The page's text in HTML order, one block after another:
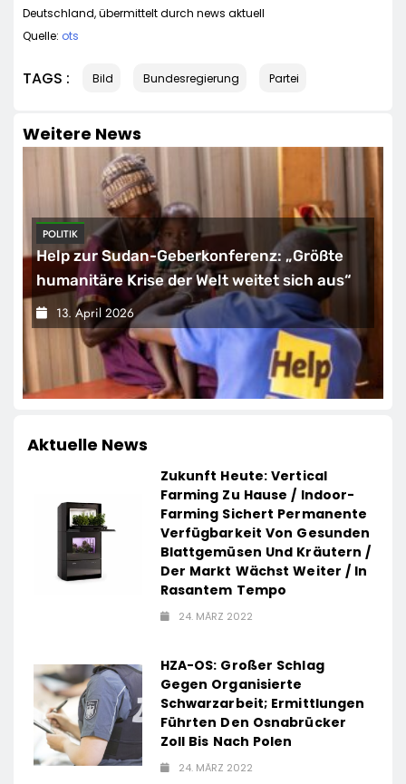
Deutschland, übermittelt durch news aktuell
Quelle: ots
TAGS : Bild Bundesregierung Partei
Weitere News
POLITIK
Help zur Sudan-Geberkonferenz: „Größte
humanitäre Krise der Welt weitet sich aus“
13. April 2026
Aktuelle News
Zukunft Heute: Vertical
Farming Zu Hause / Indoor-
Farming Sichert Permanente
Verfügbarkeit Von Gesunden
Blattgemüsen Und Kräutern /
Der Markt Wächst Weiter / In
Rasantem Tempo
24. MÄRZ 2022
HZA-OS: Großer Schlag
Gegen Organisierte
Schwarzarbeit; Ermittlungen
Führten Den Osnabrücker
Zoll Bis Nach Polen
24. MÄRZ 2022